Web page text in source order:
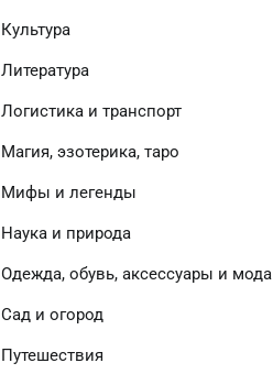
Культура
Литература
Логистика и транспорт
Магия, эзотерика, таро
Мифы и легенды
Наука и природа
Одежда, обувь, аксессуары и мода
Сад и огород
Путешествия